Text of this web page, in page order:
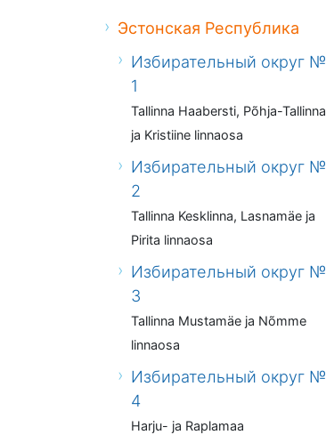
Эстонская Республика
Избирательный округ №
1
Tallinna Haabersti, Põhja-Tallinna
ja Kristiine linnaosa
Избирательный округ №
2
Tallinna Kesklinna, Lasnamäe ja
Pirita linnaosa
Избирательный округ №
3
Tallinna Mustamäe ja Nõmme
linnaosa
Избирательный округ №
4
Harju- ja Raplamaa